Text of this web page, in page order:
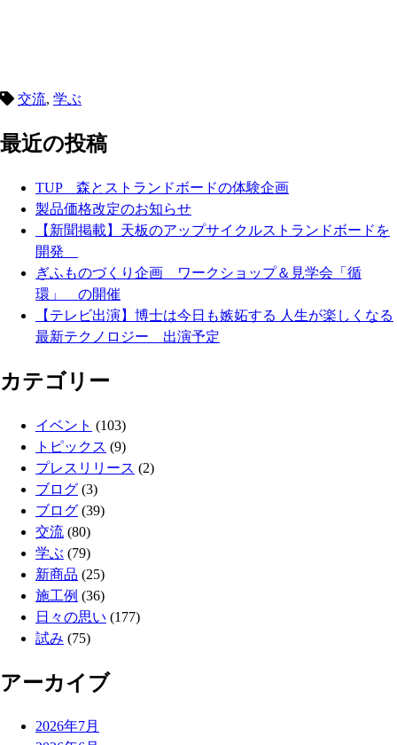
交流, 学ぶ
最近の投稿
TUP 森とストランドボードの体験企画
製品価格改定のお知らせ
【新聞掲載】天板のアップサイクルストランドボードを
開発
ぎふものづくり企画 ワークショップ＆見学会「循
環」 の開催
【テレビ出演】博士は今日も嫉妬する 人生が楽しくなる
最新テクノロジー 出演予定
カテゴリー
イベント (103)
トピックス (9)
プレスリリース (2)
ブログ (3)
ブログ (39)
交流 (80)
学ぶ (79)
新商品 (25)
施工例 (36)
日々の思い (177)
試み (75)
アーカイブ
2026年7月